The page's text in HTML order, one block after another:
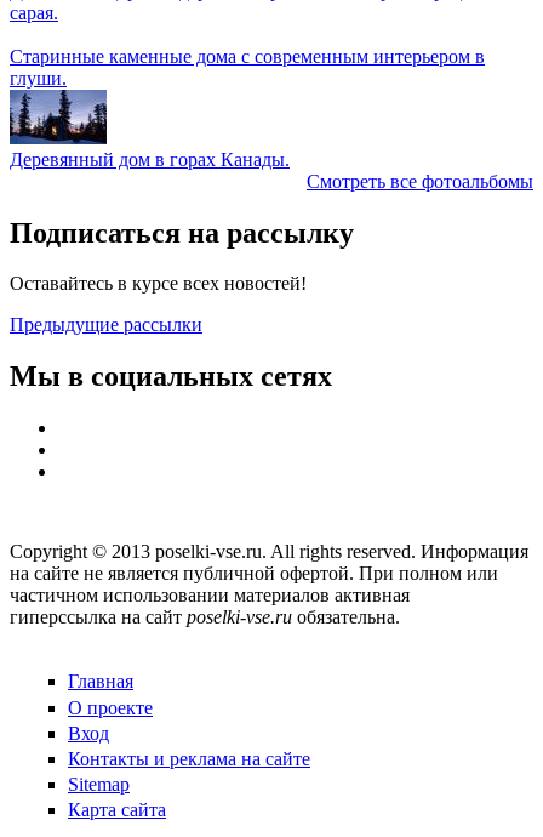
сарая.
Старинные каменные дома с современным интерьером в
глуши.
Деревянный дом в горах Канады.
Смотреть все фотоальбомы
Подписаться на рассылку
Оставайтесь в курсе всех новостей!
Предыдущие рассылки
Мы в социальных сетях
Copyright © 2013 poselki-vse.ru. All rights reserved. Информация
на сайте не является публичной офертой. При полном или
частичном использовании материалов активная
гиперссылка на сайт poselki-vse.ru​ обязательна.
Главная
О проекте
Вход
Контакты и реклама на сайте
Sitemap
Карта сайта